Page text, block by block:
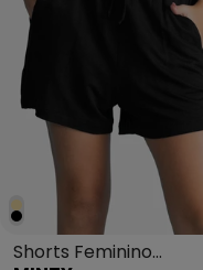
Shorts Feminino